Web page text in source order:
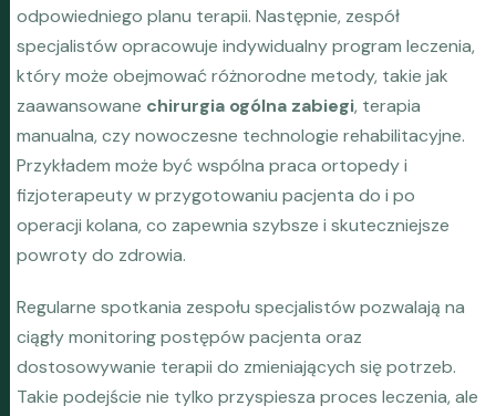
odpowiedniego planu terapii. Następnie, zespół
specjalistów opracowuje indywidualny program leczenia,
który może obejmować różnorodne metody, takie jak
zaawansowane chirurgia ogólna zabiegi, terapia
manualna, czy nowoczesne technologie rehabilitacyjne.
Przykładem może być wspólna praca ortopedy i
fizjoterapeuty w przygotowaniu pacjenta do i po
operacji kolana, co zapewnia szybsze i skuteczniejsze
powroty do zdrowia.
Regularne spotkania zespołu specjalistów pozwalają na
ciągły monitoring postępów pacjenta oraz
dostosowywanie terapii do zmieniających się potrzeb.
Takie podejście nie tylko przyspiesza proces leczenia, ale